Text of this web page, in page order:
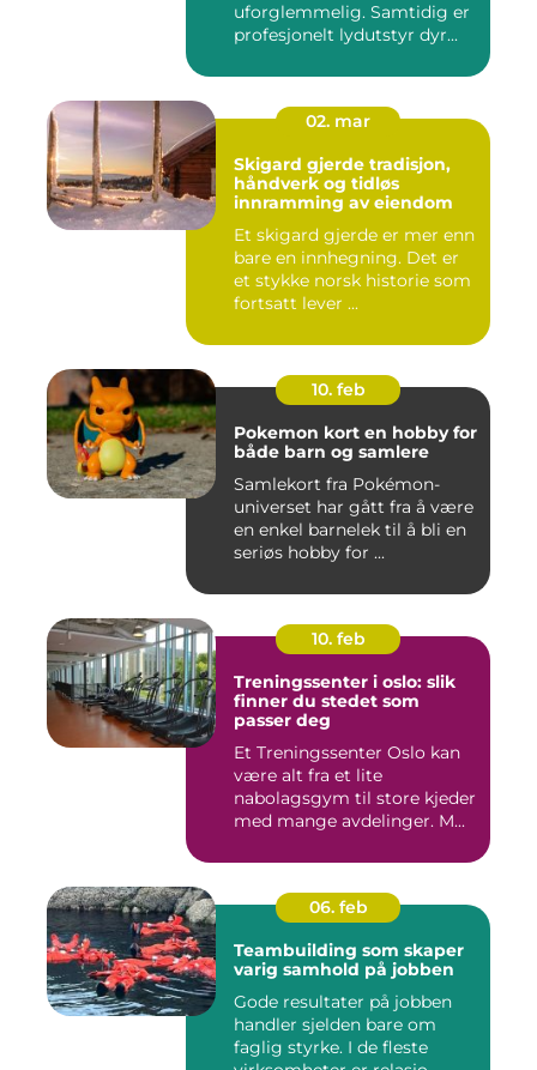
uforglemmelig. Samtidig er
profesjonelt lydutstyr dyr...
02. mar
Skigard gjerde tradisjon,
håndverk og tidløs
innramming av eiendom
Et skigard gjerde er mer enn
bare en innhegning. Det er
et stykke norsk historie som
fortsatt lever ...
10. feb
Pokemon kort en hobby for
både barn og samlere
Samlekort fra Pokémon-
universet har gått fra å være
en enkel barnelek til å bli en
seriøs hobby for ...
10. feb
Treningssenter i oslo: slik
finner du stedet som
passer deg
Et Treningssenter Oslo kan
være alt fra et lite
nabolagsgym til store kjeder
med mange avdelinger. M...
06. feb
Teambuilding som skaper
varig samhold på jobben
Gode resultater på jobben
handler sjelden bare om
faglig styrke. I de fleste